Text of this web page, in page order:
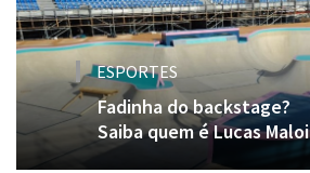
ESPORTES
Fadinha do backstage?
Saiba quem é Lucas Maloi